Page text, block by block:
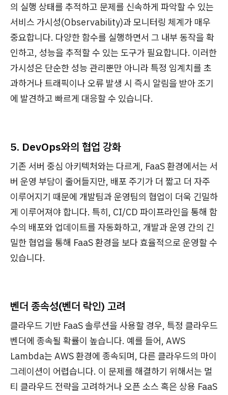
의 실행 상태를 추적하고 문제를 신속하게 파악할 수 있는
서비스 가시성(Observability)과 모니터링 체계가 매우
중요합니다. 다양한 함수를 실행하면서 그 내부 동작을 확
인하고, 성능을 추적할 수 있는 도구가 필요합니다. 이러한
가시성은 단순한 성능 관리뿐만 아니라 특정 임계치를 초
과하거나 트래픽이나 오류 발생 시 즉시 알림을 받아 조기
에 발견하고 빠르게 대응할 수 있습니다.
5. DevOps와의 협업 강화
기존 서버 중심 아키텍처와는 다르게, FaaS 환경에서는 서
버 운영 부담이 줄어들지만, 배포 주기가 더 짧고 더 자주
이루어지기 때문에 개발팀과 운영팀의 협업이 더욱 긴밀하
게 이루어져야 합니다. 특히, CI/CD 파이프라인을 통해 함
수의 배포와 업데이트를 자동화하고, 개발과 운영 간의 긴
밀한 협업을 통해 FaaS 환경을 보다 효율적으로 운영할 수
있습니다.
벤더 종속성(벤더 락인) 고려
클라우드 기반 FaaS 솔루션을 사용할 경우, 특정 클라우드
벤더에 종속될 확률이 높습니다. 예를 들어, AWS
Lambda는 AWS 환경에 종속되며, 다른 클라우드의 마이
그레이션이 어렵습니다. 이 문제를 해결하기 위해서는 멀
티 클라우드 전략을 고려하거나 오픈 소스 혹은 상용 FaaS